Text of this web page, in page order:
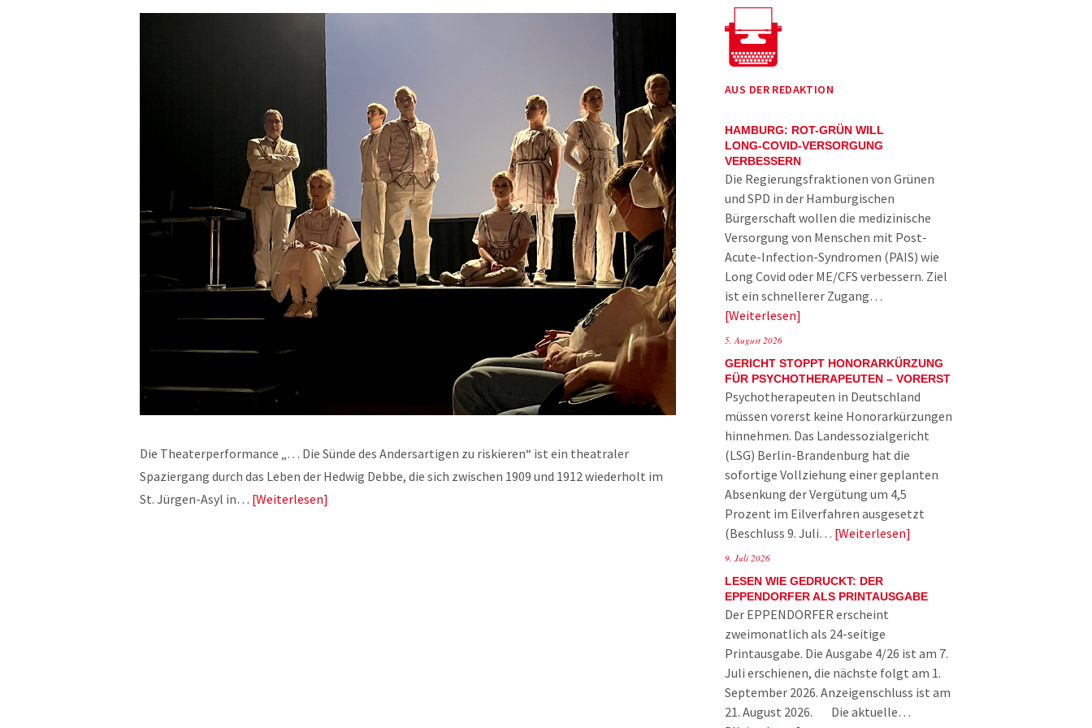
Die Theaterperformance „… Die Sünde des Andersartigen zu riskieren“ ist ein theatraler
Spaziergang durch das Leben der Hedwig Debbe, die sich zwischen 1909 und 1912 wiederholt im
St. Jürgen-Asyl in… Weiterlesen
AUS DER REDAKTION
HAMBURG: ROT-GRÜN WILL
LONG-COVID-VERSORGUNG
VERBESSERN
Die Regierungsfraktionen von Grünen
und SPD in der Hamburgischen
Bürgerschaft wollen die medizinische
Versorgung von Menschen mit Post-
Acute-Infection-Syndromen (PAIS) wie
Long Covid oder ME/CFS verbessern. Ziel
ist ein schnellerer Zugang…
Weiterlesen
5. August 2026
GERICHT STOPPT HONORARKÜRZUNG
FÜR PSYCHOTHERAPEUTEN – VORERST
Psychotherapeuten in Deutschland
müssen vorerst keine Honorarkürzungen
hinnehmen. Das Landessozialgericht
(LSG) Berlin-Brandenburg hat die
sofortige Vollziehung einer geplanten
Absenkung der Vergütung um 4,5
Prozent im Eilverfahren ausgesetzt
(Beschluss 9. Juli… Weiterlesen
9. Juli 2026
LESEN WIE GEDRUCKT: DER
EPPENDORFER ALS PRINTAUSGABE
Der EPPENDORFER erscheint
zweimonatlich als 24-seitige
Printausgabe. Die Ausgabe 4/26 ist am 7.
Juli erschienen, die nächste folgt am 1.
September 2026. Anzeigenschluss ist am
21. August 2026. Die aktuelle…